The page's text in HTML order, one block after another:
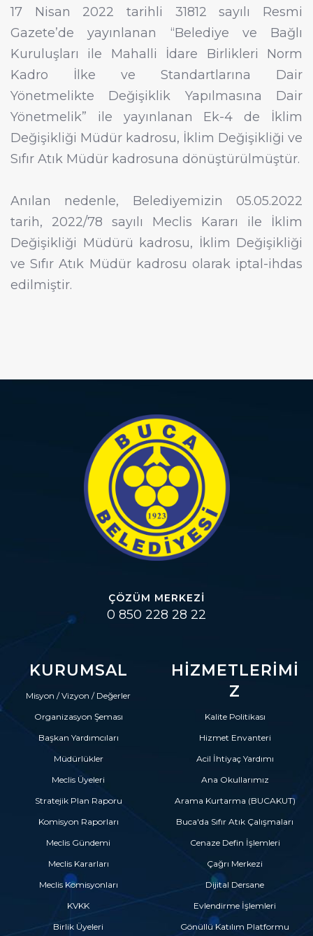
17 Nisan 2022 tarihli 31812 sayılı Resmi
Gazete’de yayınlanan “Belediye ve Bağlı
Kuruluşları ile Mahalli İdare Birlikleri Norm
Kadro İlke ve Standartlarına Dair
Yönetmelikte Değişiklik Yapılmasına Dair
Yönetmelik” ile yayınlanan Ek-4 de İklim
Değişikliği Müdür kadrosu, İklim Değişikliği ve
Sıfır Atık Müdür kadrosuna dönüştürülmüştür.
Anılan nedenle, Belediyemizin 05.05.2022
tarih, 2022/78 sayılı Meclis Kararı ile İklim
Değişikliği Müdürü kadrosu, İklim Değişikliği
ve Sıfır Atık Müdür kadrosu olarak iptal-ihdas
edilmiştir.
ÇÖZÜM MERKEZI
0 850 228 28 22
KURUMSAL
Misyon / Vizyon / Değerler
Organizasyon Şeması
Başkan Yardımcıları
Müdürlükler
Meclis Üyeleri
Stratejik Plan Raporu
Komisyon Raporları
Meclis Gündemi
Meclis Kararları
Meclis Komisyonları
KVKK
Birlik Üyeleri
HIZMETLERIMI
Z
Kalite Politikası
Hizmet Envanteri
Acil İhtiyaç Yardımı
Ana Okullarımız
Arama Kurtarma (BUCAKUT)
Buca'da Sıfır Atık Çalışmaları
Cenaze Defin İşlemleri
Çağrı Merkezi
Dijital Dersane
Evlendirme İşlemleri
Gönüllü Katılım Platformu